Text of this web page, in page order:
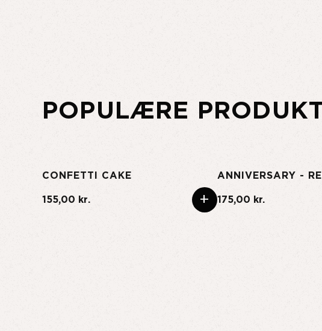
POPULÆRE
CONFETTI CAKE
155,00 kr. +
ANNIVERSARY -
175,00 kr.